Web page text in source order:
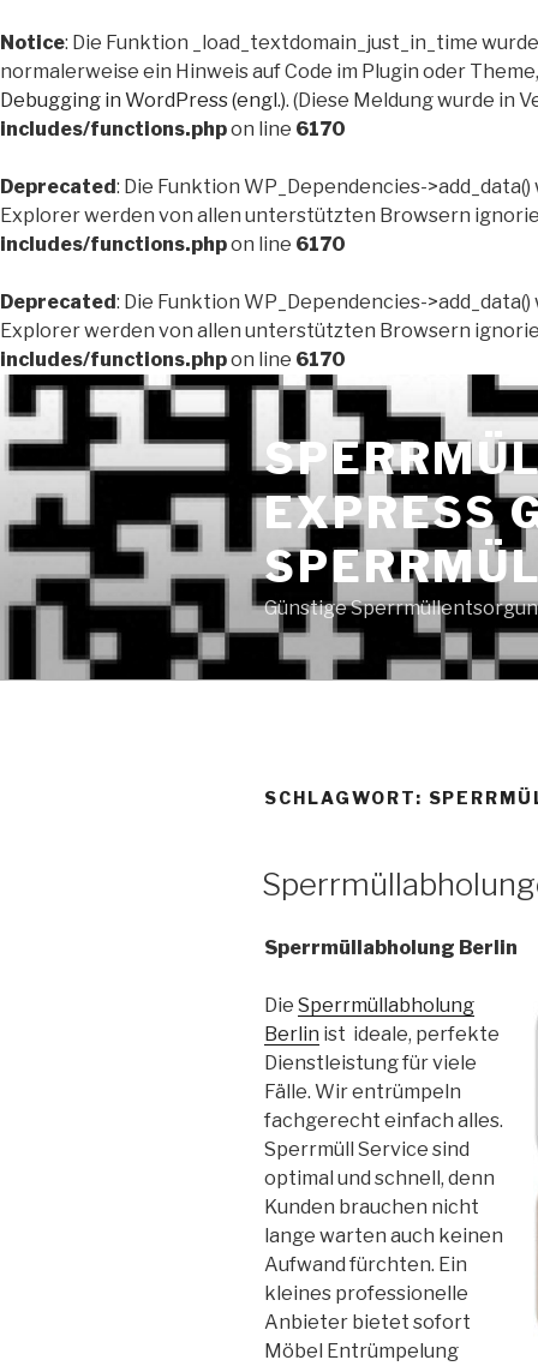
Notice: Die Funktion _load_textdomain_just_in_time wurde
normalerweise ein Hinweis auf Code im Plugin oder
Debugging in WordPress (engl.). (Diese Meldung wurde in
includes/functions.phpon line 6170
Deprecated: Die Funktion WP_Dependencies-
Explorer werden von allen unterstützten Browsern
includes/functions.phpon line 6170
Deprecated: Die Funktion WP_Dependencies-
Explorer werden von allen unterstützten Browsern
includes/functions.phpon line 6170
Zum
Inhalt
springen
EXPRESS
Günstige
SCHLAGWORT:
AM
Sperrmüllabholung Berlin
Die Sperrmüllabholung
Berlin ist ideale, perfekte
Dienstleistung für viele
Fälle. Wir entrümpeln
fachgerecht einfach alles.
Sperrmüll Service sind
optimal und schnell, denn
Kunden brauchen nicht
lange warten auch keinen
Aufwand fürchten. Ein
kleines professionelle
Anbieter bietet sofort
Möbel Entrümpelung